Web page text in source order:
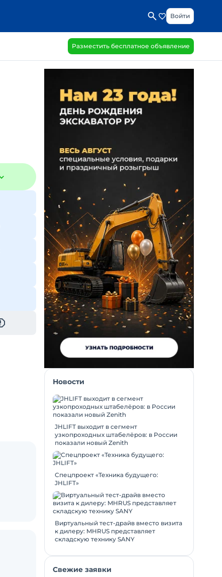
Войти
Разместить бесплатное объявление
Новости
JHLIFT выходит в сегмент
узкопроходных штабелёров: в России
показали новый Zenith
Спецпроект «Техника будущего:
JHLIFT»
Виртуальный тест-драйв вместо визита
к дилеру: MHRUS представляет
складскую технику SANY
Свежие заявки